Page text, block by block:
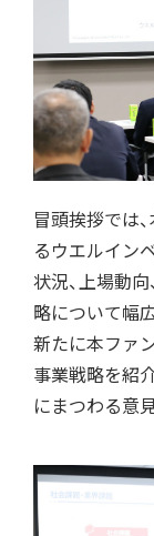
冒頭挨拶では
るウエルイン
状況、上場動
略について幅
新たに本ファ
事業戦略を紹
にまつわる意